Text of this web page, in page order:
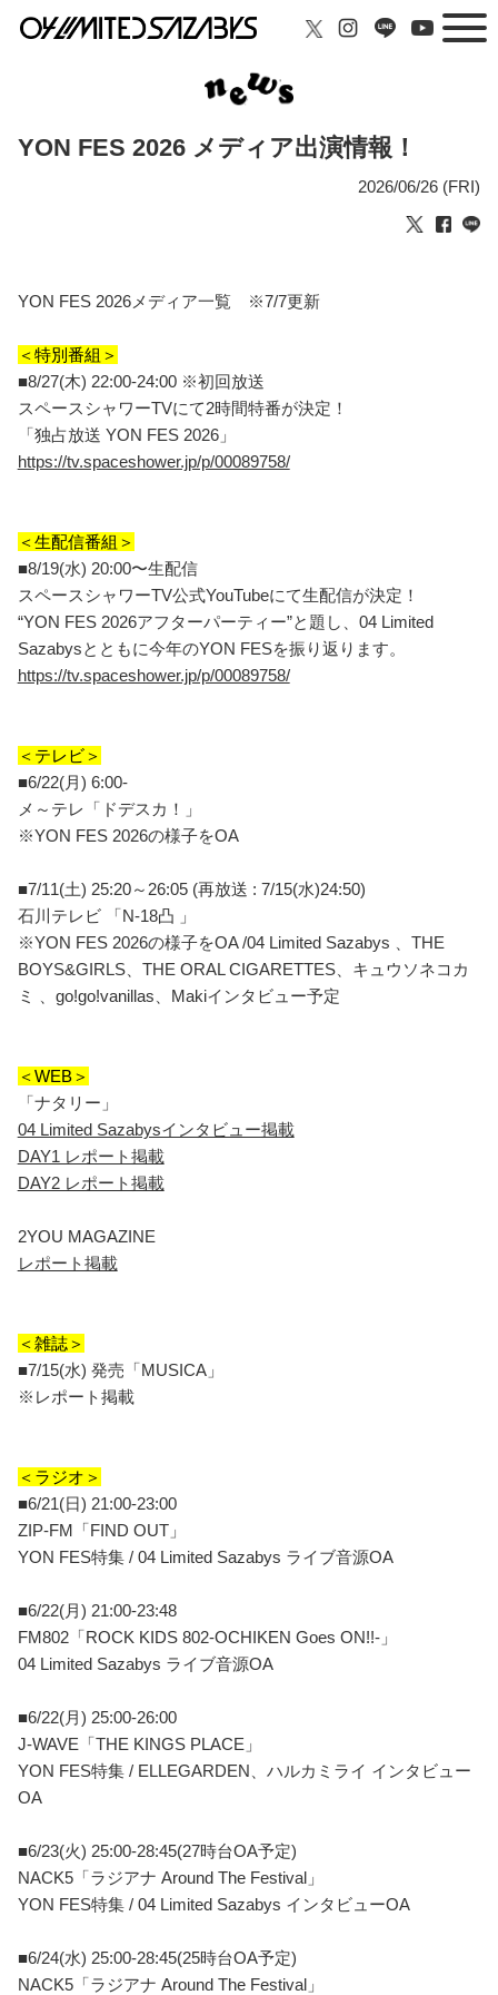
YON FES 2026 メディア出演情報！
2026/06/26 (FRI)
YON FES 2026メディア一覧 ※7/7更新
＜特別番組＞
■8/27(木) 22:00-24:00 ※初回放送
スペースシャワーTVにて2時間特番が決定！
「独占放送 YON FES 2026」
https://tv.spaceshower.jp/p/00089758/
＜生配信番組＞
■8/19(水) 20:00〜生配信
スペースシャワーTV公式YouTubeにて生配信が決定！
“YON FES 2026アフターパーティー”と題し、04 Limited
Sazabysとともに今年のYON FESを振り返ります。
https://tv.spaceshower.jp/p/00089758/
＜テレビ＞
■6/22(月) 6:00-
メ～テレ「ドデスカ！」
※YON FES 2026の様子をOA
■7/11(土) 25:20～26:05 (再放送 : 7/15(水)24:50)
石川テレビ 「N-18凸 」
※YON FES 2026の様子をOA /04 Limited Sazabys 、THE
BOYS&GIRLS、THE ORAL CIGARETTES、キュウソネコカ
ミ 、go!go!vanillas、Makiインタビュー予定
＜WEB＞
「ナタリー」
04 Limited Sazabysインタビュー掲載
DAY1 レポート掲載
DAY2 レポート掲載
2YOU MAGAZINE
レポート掲載
＜雑誌＞
■7/15(水) 発売「MUSICA」
※レポート掲載
＜ラジオ＞
■6/21(日) 21:00-23:00
ZIP-FM「FIND OUT」
YON FES特集 / 04 Limited Sazabys ライブ音源OA
■6/22(月) 21:00-23:48
FM802「ROCK KIDS 802-OCHIKEN Goes ON!!-」
04 Limited Sazabys ライブ音源OA
■6/22(月) 25:00-26:00
J-WAVE「THE KINGS PLACE」
YON FES特集 / ELLEGARDEN、ハルカミライ インタビュー
OA
■6/23(火) 25:00-28:45(27時台OA予定)
NACK5「ラジアナ Around The Festival」
YON FES特集 / 04 Limited Sazabys インタビューOA
■6/24(水) 25:00-28:45(25時台OA予定)
NACK5「ラジアナ Around The Festival」